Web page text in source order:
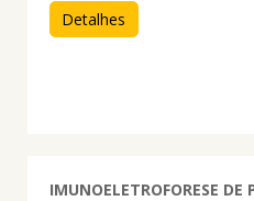
Detalhes
IMUNOELETROFORESE DE